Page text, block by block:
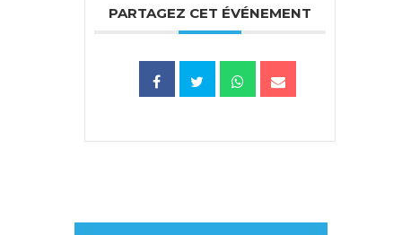
PARTAGEZ CET ÉVÉNEMENT